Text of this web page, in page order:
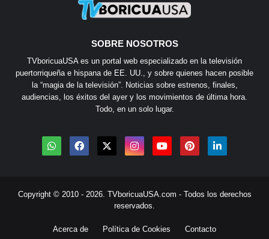
SOBRE NOSOTROS
TVboricuaUSA es un portal web especializado en la televisión
puertorriqueña e hispana de EE. UU., y sobre quienes hacen posible
la “magia de la televisión”. Noticias sobre estrenos, finales,
audiencias, los éxitos del ayer y los movimientos de última hora.
Todo, en un solo lugar.
Copyright © 2010 - 2026. TVboricuaUSA.com - Todos los derechos
reservados.
Acerca de Política de Cookies Contacto